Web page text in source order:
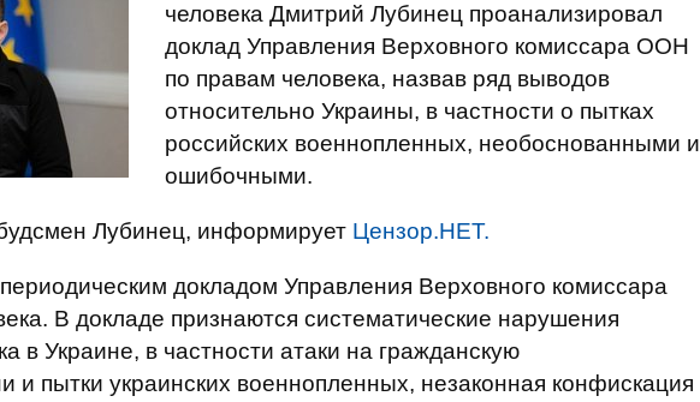
человека Дмитрий Лубинец проанализировал
доклад Управления Верховного комиссара ООН
по правам человека, назвав ряд выводов
относительно Украины, в частности о пытках
российских военнопленных, необоснованными и
ошибочными.
Лубинец, информирует Цензор.НЕТ.
докладом Управления Верховного комиссара
В докладе признаются систематические нарушения
в Украине, в частности атаки на гражданскую
и пытки украинских военнопленных, незаконная конфискация